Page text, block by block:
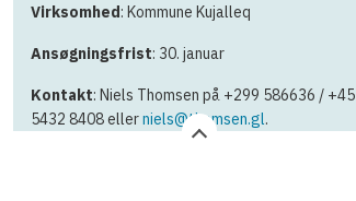
Virksomhed: Kommune Kujalleq
Ansøgningsfrist: 30. januar
Kontakt: Niels Thomsen på +299 586636 / +45
5432 8408 ellerniels@thomsen.gl.